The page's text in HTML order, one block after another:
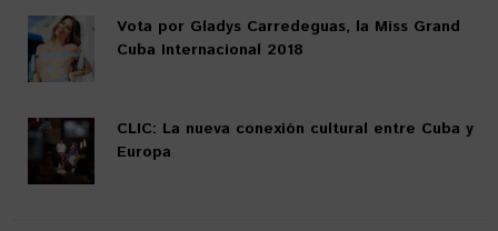
Vota por Gladys Carredeguas, la Miss Grand
Cuba Internacional 2018
CLIC: La nueva conexión cultural entre Cuba y
Europa